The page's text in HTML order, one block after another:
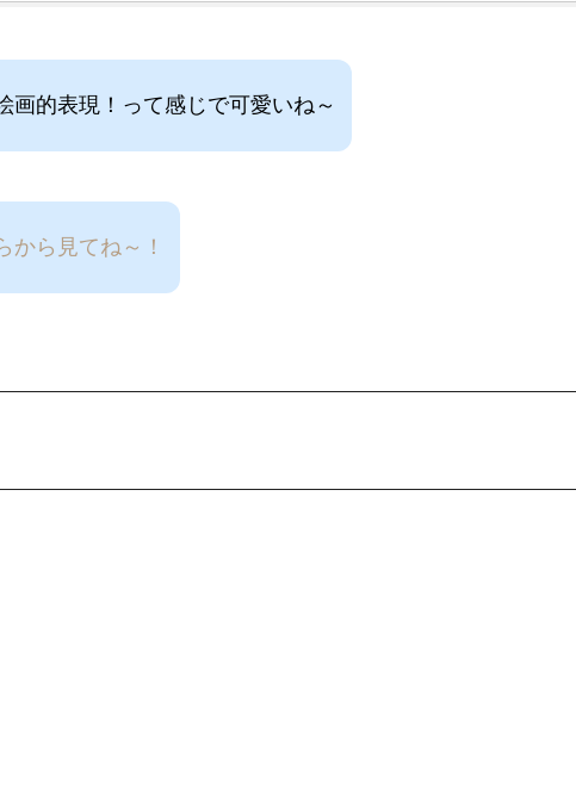
画的表現！って感じで可愛いね～
から見てね～！